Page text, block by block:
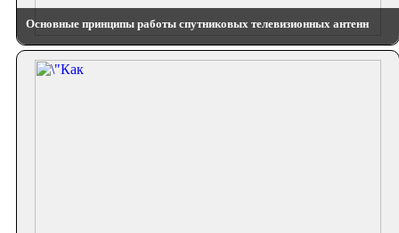
Основные принципы работы спутниковых телевизионных антенн